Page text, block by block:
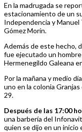
En la madrugada se
estacionamiento de un
Independencia y Manuel
Gómez Morín.
Además de este hecho,
fue ejecutado un
Hermenegildo Galeana
Por la mañana y medio
uno en la colonia
29.
Después de las 17:00
una barbería del
quien se dijo en un